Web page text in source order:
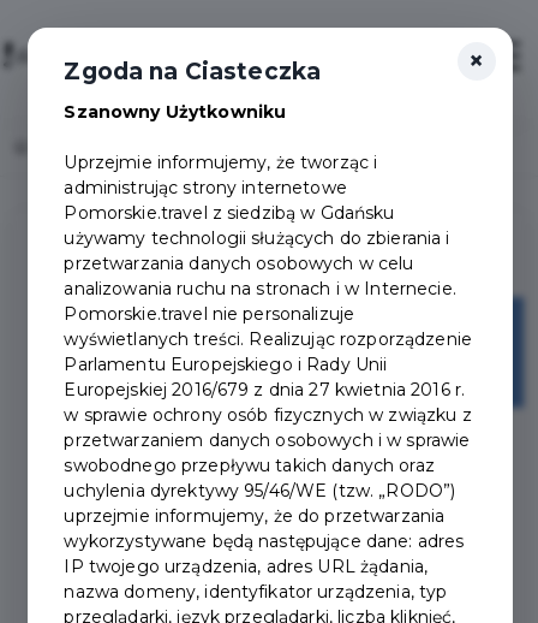
Login/Rejestracja
13
×
Zgoda na Ciasteczka
Szanowny Użytkowniku
Uprzejmie informujemy, że tworząc i
administrując strony internetowe
Pomorskie.travel z siedzibą w Gdańsku
używamy technologii służących do zbierania i
przetwarzania danych osobowych w celu
analizowania ruchu na stronach i w Internecie.
Pomorskie.travel nie personalizuje
wyświetlanych treści. Realizując rozporządzenie
Parlamentu Europejskiego i Rady Unii
Europejskiej 2016/679 z dnia 27 kwietnia 2016 r.
w sprawie ochrony osób fizycznych w związku z
przetwarzaniem danych osobowych i w sprawie
swobodnego przepływu takich danych oraz
uchylenia dyrektywy 95/46/WE (tzw. „RODO”)
uprzejmie informujemy, że do przetwarzania
wykorzystywane będą następujące dane: adres
IP twojego urządzenia, adres URL żądania,
nazwa domeny, identyfikator urządzenia, typ
przeglądarki, język przeglądarki, liczba kliknięć,